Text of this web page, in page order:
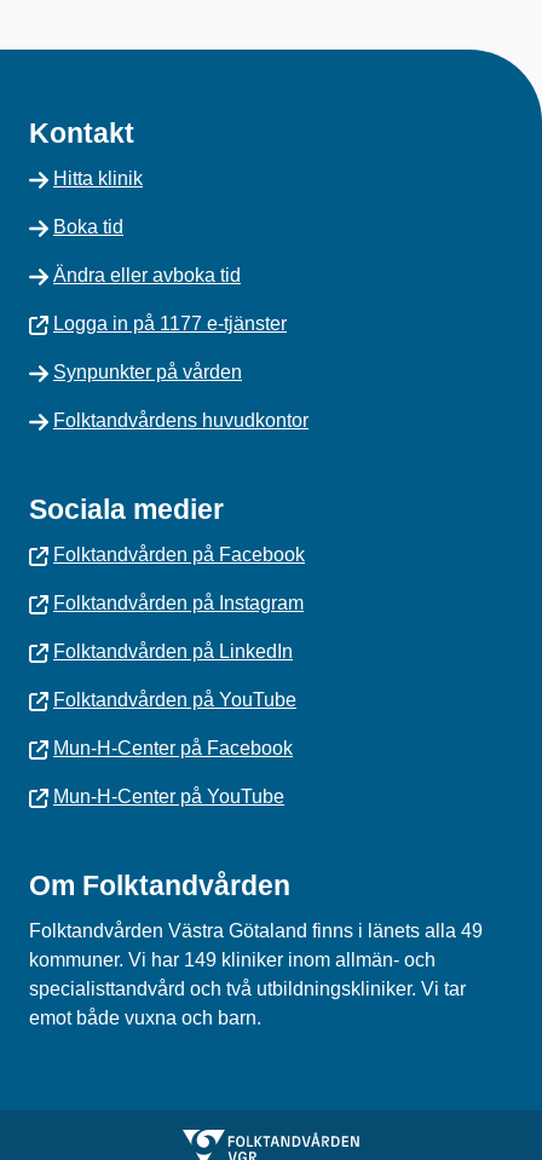
Kontakt
Hitta klinik
Boka tid
Ändra eller avboka tid
Logga in på 1177 e-tjänster
Synpunkter på vården
Folktandvårdens huvudkontor
Sociala medier
Folktandvården på Facebook
Folktandvården på Instagram
Folktandvården på LinkedIn
Folktandvården på YouTube
Mun-H-Center på Facebook
Mun-H-Center på YouTube
Om Folktandvården
Folktandvården Västra Götaland finns i länets alla 49
kommuner. Vi har 149 kliniker inom allmän- och
specialisttandvård och två utbildningskliniker. Vi tar
emot både vuxna och barn.